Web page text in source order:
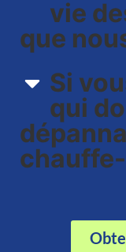
vie
que
Si
qui